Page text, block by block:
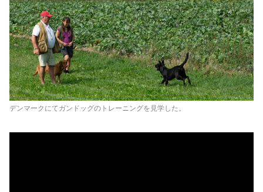
デンマークにてガンドッグのトレーニングを見学した。